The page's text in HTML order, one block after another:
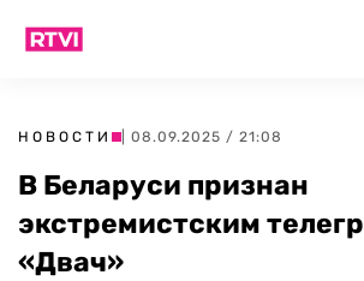
НОВОСТИ | 08.09.2025 / 21:08
В Беларуси признан
экстремистским
«Двач»